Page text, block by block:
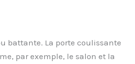
battante. La porte coulissante
par exemple, le salon et la